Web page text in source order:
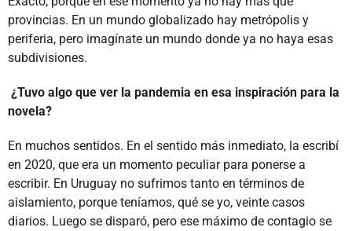
provincias. En un mundo globalizado hay metrópolis y
periferia, pero imagínate un mundo donde ya no haya esas
subdivisiones.
¿Tuvo algo que ver la pandemia en esa inspiración para la
novela?
En muchos sentidos. En el sentido más inmediato, la escribí
en 2020, que era un momento peculiar para ponerse a
escribir. En Uruguay no sufrimos tanto en términos de
aislamiento, porque teníamos, qué se yo, veinte casos
diarios. Luego se disparó, pero ese máximo de contagio se